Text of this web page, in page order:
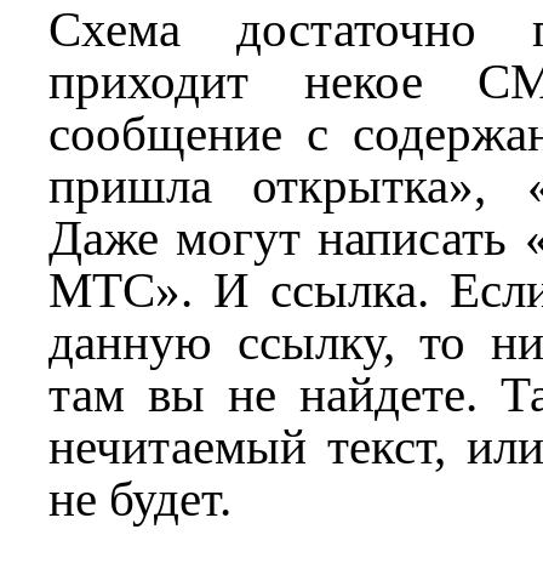
Схема
приходит некое
сообщение с
пришла открытка»,
Даже могут написать
МТС». И ссылка.
данную ссылку, то
там вы не найдете.
нечитаемый текст,
не будет.